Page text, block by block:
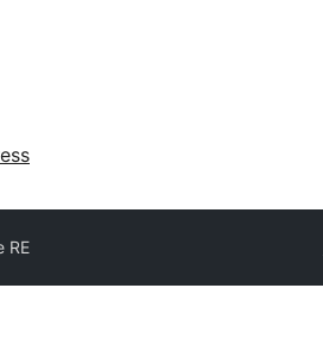
RE